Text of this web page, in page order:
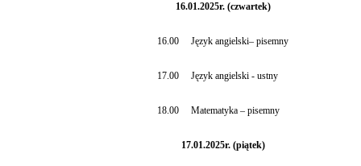
16.01.2025r. (czwartek)
16.00 Język angielski– pisemny
17.00 Język angielski - ustny
18.00 Matematyka – pisemny
17.01.2025r. (piątek)